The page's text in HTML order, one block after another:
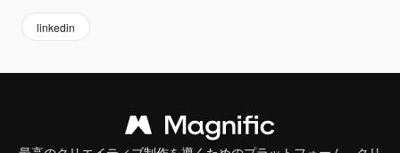
linkedin